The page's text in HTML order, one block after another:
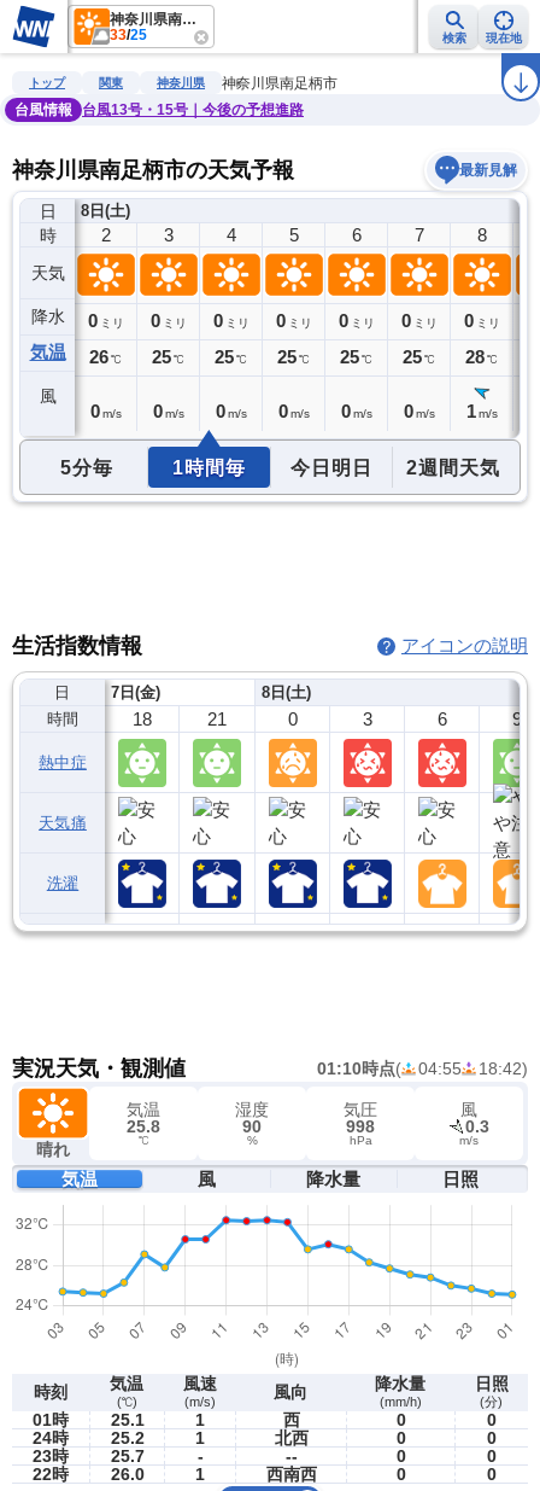
神奈川県南足柄市
33/25 検索 現在地
雨雲レーダー 台風情報 地震情報 警報・注意報 ラ
トップ 関東 神奈川県
神奈川県南足柄市
台風情報
台風13号・15号｜今後の予想進路
神奈川県南足柄市の天気予報 最新見解
日
時
天気
降水
気温
風
8日(土)
1
0ミリ
26℃
2
0 ミリ
26℃
0 m/s
3
0 ミリ
25℃
0 m/s
4
0 ミリ
25℃
0 m/s
5
0 ミリ
25℃
0 m/s
6
0 ミリ
25℃
0 m/s
7
0 ミリ
25℃
0 m/s
8
0 ミリ
28℃
1 m/s
5分毎 1時間毎 今日明日 2週間天気
生活指数情報 アイコンの説明
日
時間
熱中症
天気痛
洗濯
7日(金)
18 21
8日(土)
0 3 6 9
実況天気・観測値 01:10時点( 04:55 18:42)
晴れ
気温
25.8
℃
湿度
90
%
気圧
998
hPa
風
0.3
m/s
気温 風 降水量 日照
時刻 気温
(℃)
風速
(m/s) 風向 降水量
(mm/h)
日照
(分)
01時 25.1 1 西 0
0
24時
25.2 1 北西 0
0
23時
25.7 - -- 0
0
22時
26.0 1 西南西 0 0